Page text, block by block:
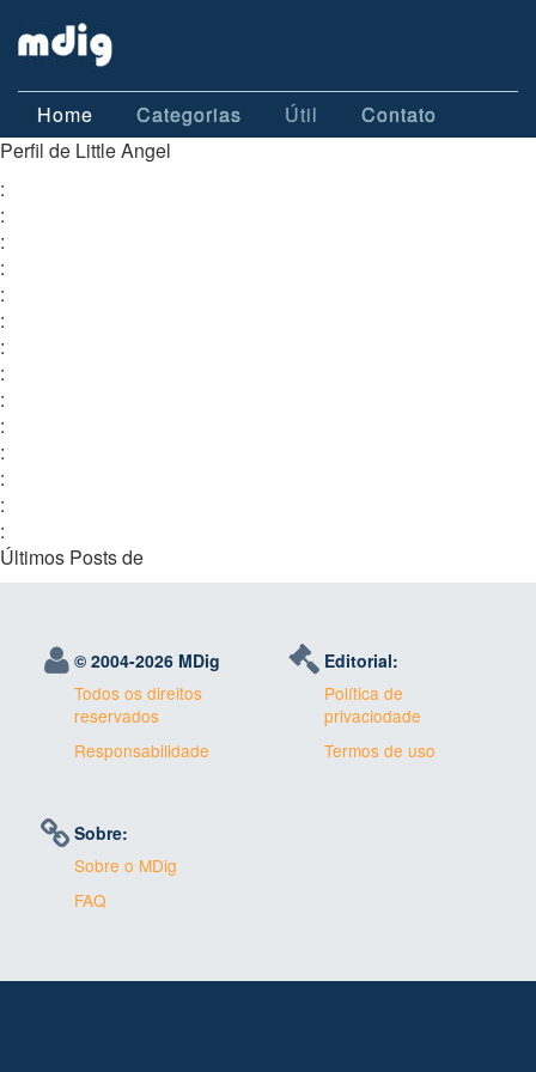
Home Categorias Útil
Contato
Perfil de Little Angel
:
:
:
:
:
:
:
:
:
:
:
:
:
:
Últimos Posts de
© 2004-2026 MDig
Todos os direitos
reservados
Responsabilidade
Editorial:
Política de
privaciodade
Termos de uso
Sobre:
Sobre o MDig
FAQ